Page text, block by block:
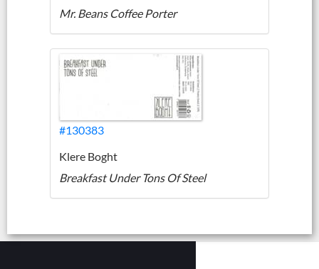
Mr. Beans Coffee Porter
#130383
Klere Boght
Breakfast Under Tons Of Steel